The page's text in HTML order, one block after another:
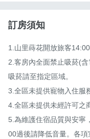
訂房須知
1.山里蒔花開放旅客
2.客房內全面禁止吸菸(
吸菸請至指定區域。
3.全區未提供寵物入住服
4.全區未提供未經許可之
5.為維護住宿品質與安寧
00過後請降低音量。各